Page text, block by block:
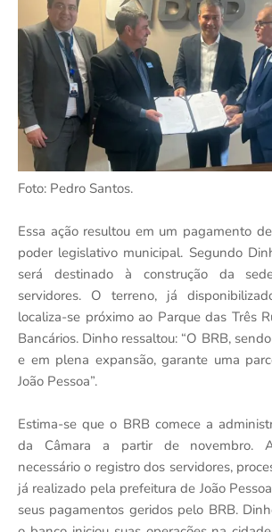
Foto: Pedro Santos.
Essa ação resultou em um pagamento
poder legislativo municipal. Segundo
será destinado à construção da
servidores. O terreno, já
localiza-se próximo ao Parque das Três
Bancários. Dinho ressaltou: “O BRB,
e em plena expansão, garante uma
João Pessoa”.
Estima-se que o BRB comece a
da Câmara a partir de novembro.
necessário o registro dos servidores,
já realizado pela prefeitura de João
seus pagamentos geridos pelo BRB.